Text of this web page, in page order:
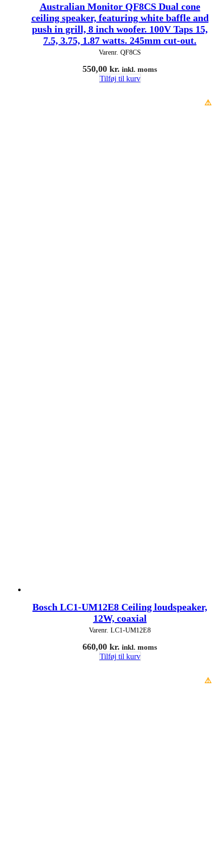
Australian Monitor QF8CS Dual cone
ceiling speaker, featuring white baffle and
push in grill, 8 inch woofer. 100V Taps 15,
7.5, 3.75, 1.87 watts. 245mm cut-out.
Varenr. QF8CS
550,00 kr. inkl. moms
Tilføj til kurv
⚠️
Bosch LC1-UM12E8 Ceiling loudspeaker,
12W, coaxial
Varenr. LC1-UM12E8
660,00 kr. inkl. moms
Tilføj til kurv
⚠️